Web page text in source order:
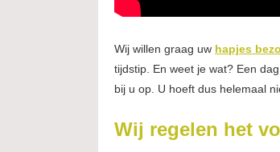
Wij willen graag uw hapjes
tijdstip. En weet je wat? Een
bij u op. U hoeft dus helemaal
Wij regelen het